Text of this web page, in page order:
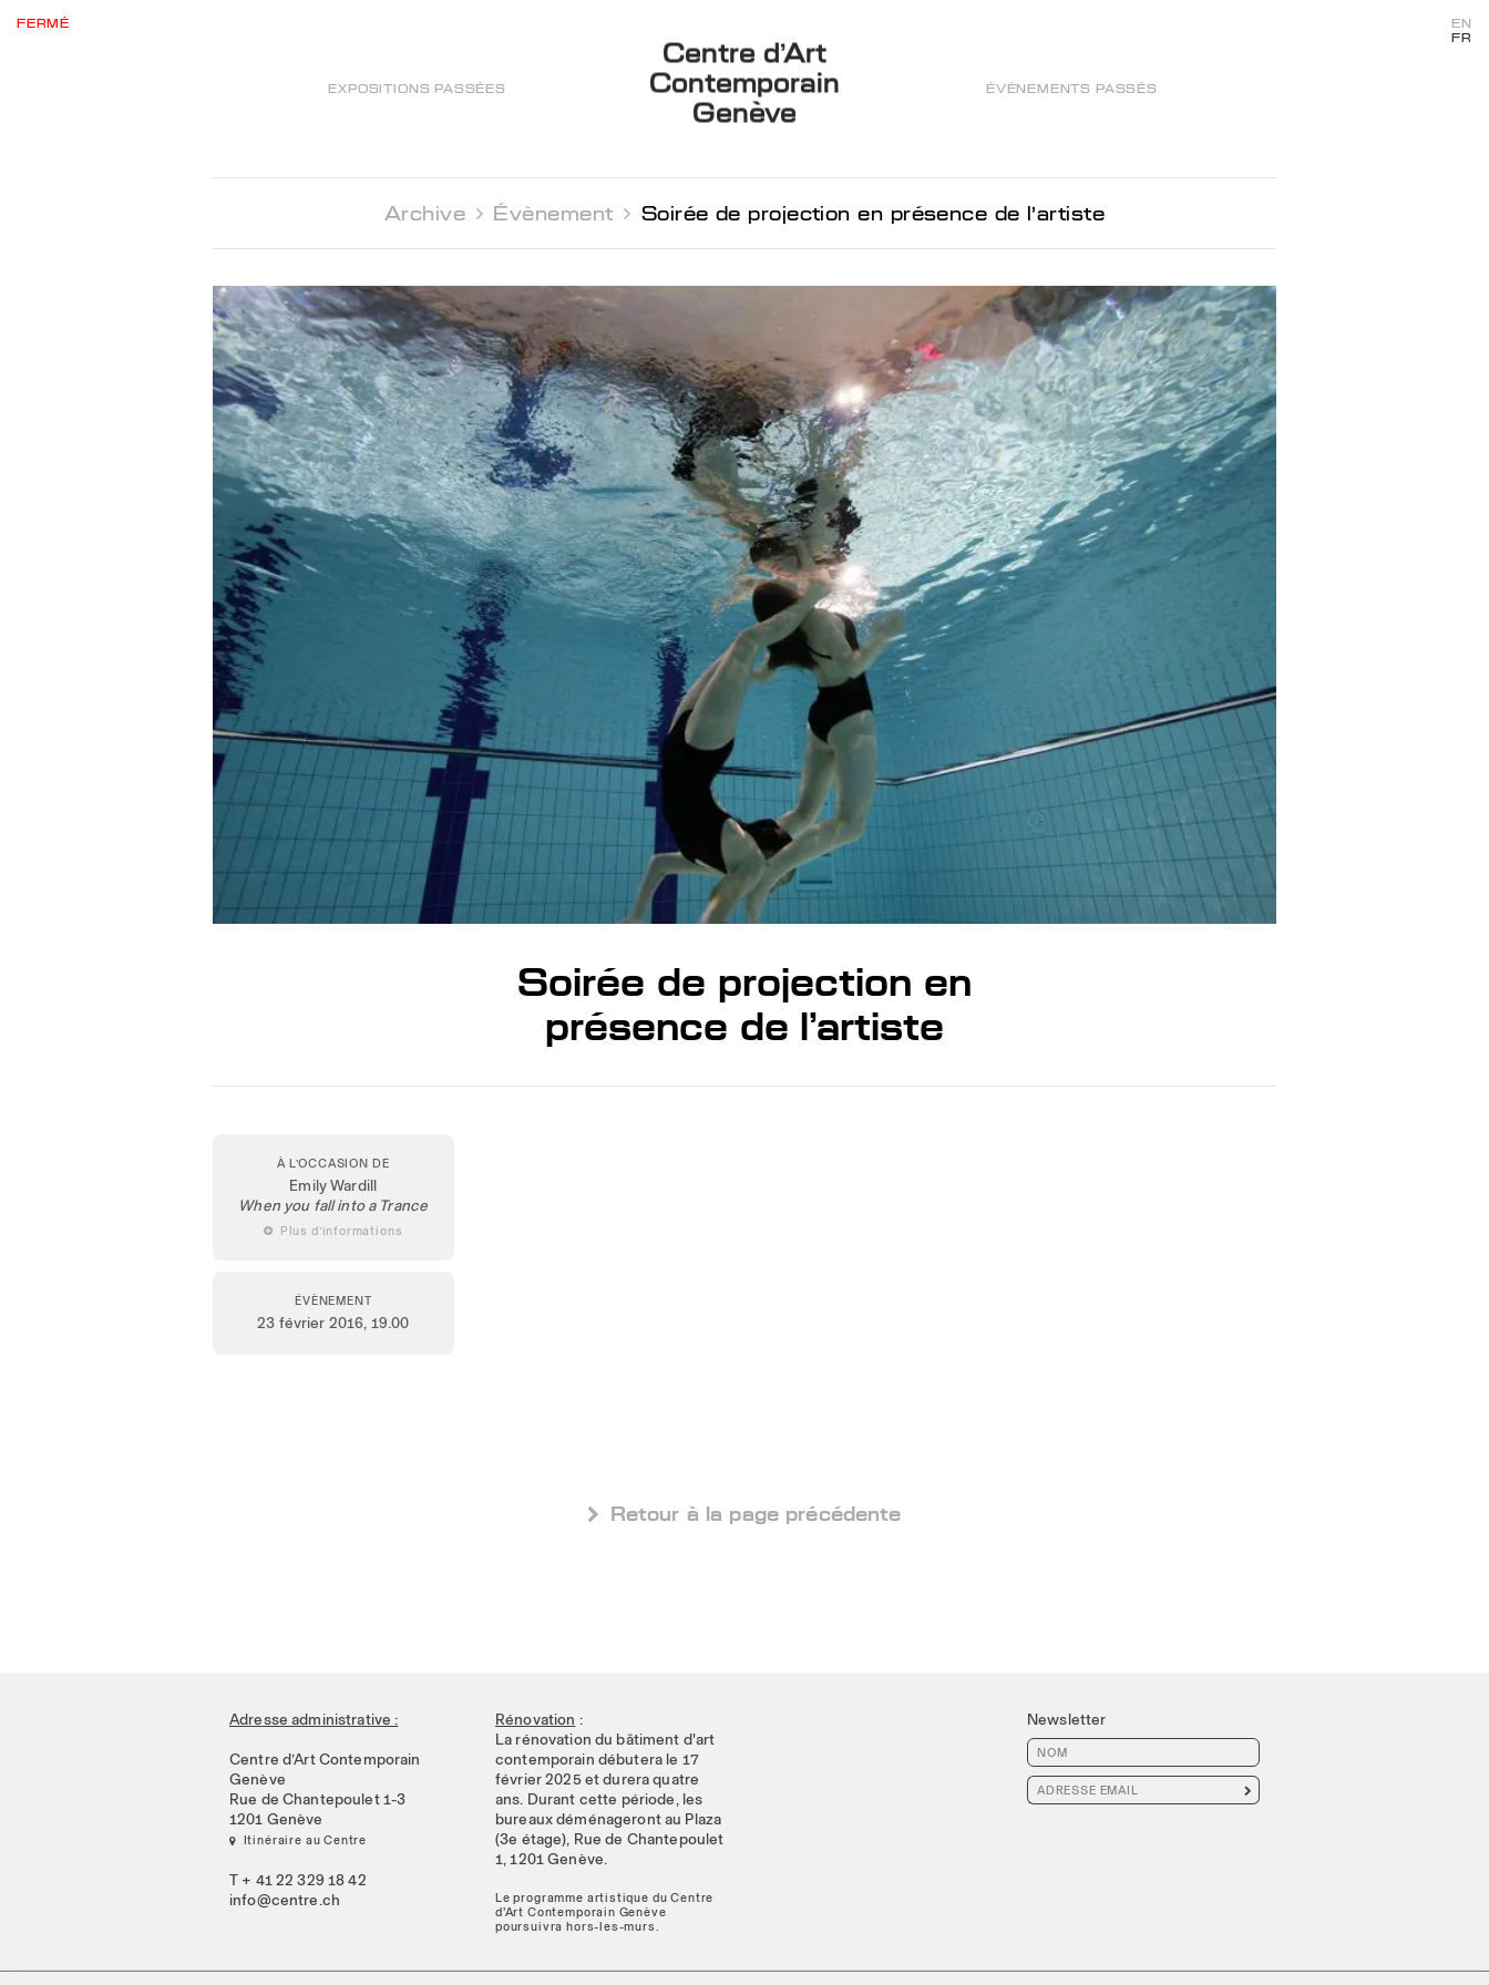
FERMÉ
EXPOSITIONS PASSÉES
Centre d’Art
Contemporain
Genève
ÉVÉNEMENTS PASSÉS
EN
FR
Archive  Évènement  Soirée de projection en présence de l'artiste
Soirée de projection en
présence de l’artiste
À L’OCCASION DE
Emily Wardill
When you fall into a Trance
 Plus d’informations
ÉVÈNEMENT
23 février 2016, 19.00
 Retour à la page précédente
Adresse administrative :
Centre d’Art Contemporain
Genève
Rue de Chantepoulet 1-3
1201 Genève
 Itinéraire au Centre
T + 41 22 329 18 42
info@centre.ch
Rénovation :
La rénovation du bâtiment d'art
contemporain débutera le 17
février 2025 et durera quatre
ans. Durant cette période, les
bureaux déménageront au Plaza
(3e étage), Rue de Chantepoulet
1, 1201 Genève.
Le programme artistique du Centre
d'Art Contemporain Genève
poursuivra hors-les-murs.
Newsletter
